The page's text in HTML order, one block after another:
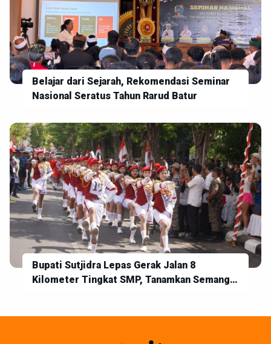
Belajar dari Sejarah, Rekomendasi Seminar
Nasional Seratus Tahun Rarud Batur
Bupati Sutjidra Lepas Gerak Jalan 8
Kilometer Tingkat SMP, Tanamkan Semangat